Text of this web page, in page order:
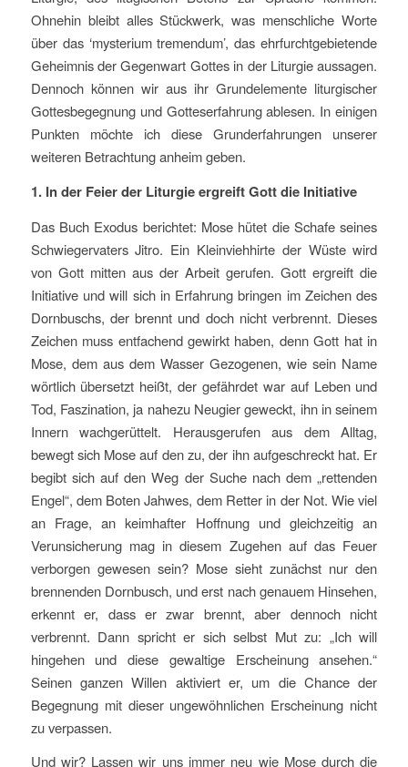
Ohnehin bleibt alles Stückwerk, was menschliche Worte
über das ‘mysterium tremendum’, das ehrfurchtgebietende
Geheimnis der Gegenwart Gottes in der Liturgie aussagen.
Dennoch können wir aus ihr Grundelemente liturgischer
Gottesbegegnung und Gotteserfahrung ablesen. In einigen
Punkten möchte ich diese Grunderfahrungen unserer
weiteren Betrachtung anheim geben.
1. In der Feier der Liturgie ergreift Gott die Initiative
Das Buch Exodus berichtet: Mose hütet die Schafe seines
Schwiegervaters Jitro. Ein Kleinviehhirte der Wüste wird
von Gott mitten aus der Arbeit gerufen. Gott ergreift die
Initiative und will sich in Erfahrung bringen im Zeichen des
Dornbuschs, der brennt und doch nicht verbrennt. Dieses
Zeichen muss entfachend gewirkt haben, denn Gott hat in
Mose, dem aus dem Wasser Gezogenen, wie sein Name
wörtlich übersetzt heißt, der gefährdet war auf Leben und
Tod, Faszination, ja nahezu Neugier geweckt, ihn in seinem
Innern wachgerüttelt. Herausgerufen aus dem Alltag,
bewegt sich Mose auf den zu, der ihn aufgeschreckt hat. Er
begibt sich auf den Weg der Suche nach dem „rettenden
Engel“, dem Boten Jahwes, dem Retter in der Not. Wie viel
an Frage, an keimhafter Hoffnung und gleichzeitig an
Verunsicherung mag in diesem Zugehen auf das Feuer
verborgen gewesen sein? Mose sieht zunächst nur den
brennenden Dornbusch, und erst nach genauem Hinsehen,
erkennt er, dass er zwar brennt, aber dennoch nicht
verbrennt. Dann spricht er sich selbst Mut zu: „Ich will
hingehen und diese gewaltige Erscheinung ansehen.“
Seinen ganzen Willen aktiviert er, um die Chance der
Begegnung mit dieser ungewöhnlichen Erscheinung nicht
zu verpassen.
Und wir? Lassen wir uns immer neu wie Mose durch die